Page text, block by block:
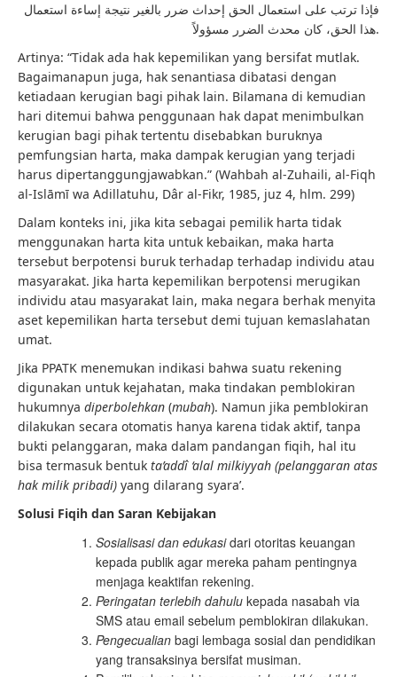
فإذا ترتب على استعمال الحق إحداث ضرر بالغير نتيجة إساءة استعمال
هذا الحق، كان محدث الضرر مسؤولاً.
Artinya: “Tidak ada hak kepemilikan yang bersifat mutlak.
Bagaimanapun juga, hak senantiasa dibatasi dengan
ketiadaan kerugian bagi pihak lain. Bilamana di kemudian
hari ditemui bahwa penggunaan hak dapat menimbulkan
kerugian bagi pihak tertentu disebabkan buruknya
pemfungsian harta, maka dampak kerugian yang terjadi
harus dipertanggungjawabkan.” (Wahbah al-Zuhaili, al-Fiqh
al-Islāmī wa Adillatuhu, Dâr al-Fikr, 1985, juz 4, hlm. 299)
Dalam konteks ini, jika kita sebagai pemilik harta tidak
menggunakan harta kita untuk kebaikan, maka harta
tersebut berpotensi buruk terhadap terhadap individu atau
masyarakat. Jika harta kepemilikan berpotensi merugikan
individu atau masyarakat lain, maka negara berhak menyita
aset kepemilikan harta tersebut demi tujuan kemaslahatan
umat.
Jika PPATK menemukan indikasi bahwa suatu rekening
digunakan untuk kejahatan, maka tindakan pemblokiran
hukumnya diperbolehkan (mubah). Namun jika pemblokiran
dilakukan secara otomatis hanya karena tidak aktif, tanpa
bukti pelanggaran, maka dalam pandangan fiqih, hal itu
bisa termasuk bentuk ta’addî ‘alal milkiyyah (pelanggaran atas
hak milik pribadi) yang dilarang syara’.
Solusi Fiqih dan Saran Kebijakan
Sosialisasi dan edukasidari otoritas keuangan
kepada publik agar mereka paham pentingnya
menjaga keaktifan rekening.
Peringatan terlebih dahulu kepada nasabah via
SMS atau email sebelum pemblokiran dilakukan.
Pengecualian bagi lembaga sosial dan pendidikan
yang transaksinya bersifat musiman.